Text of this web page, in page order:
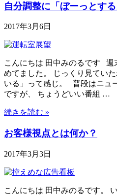
自分調整に「ぼーっとす
2017年3月6日
こんにちは 田中みのるです 週
めてました。 じっくり見てい
いる」って感じ。 普段はニュ
ですが、 ちょうどいい番組 …
続きを読む »
お客様視点とは何か？
2017年3月3日
こんにちは 田中みのるです。